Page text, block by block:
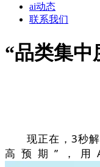
ai动态
联系我们
“品类集中
现正在，3秒解
高预期”，用